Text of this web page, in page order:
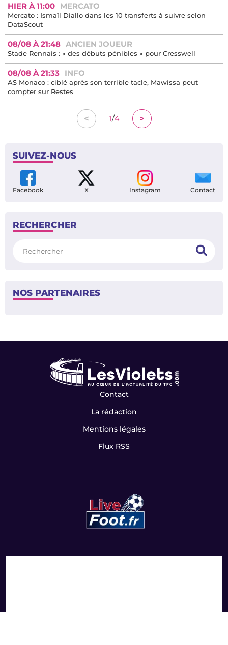
HIER À 11:00 MERCATO
Mercato : Ismaïl Diallo dans les 10 transferts à suivre selon
DataScout
08/08 À 21:48 ANCIEN JOUEUR
Stade Rennais : « des débuts pénibles » pour Cresswell
08/08 À 21:33 INFO
AS Monaco : ciblé après son terrible tacle, Mawissa peut
compter sur Restes
< 1/4 >
SUIVEZ-NOUS
Facebook X Instagram Contact
RECHERCHER
NOS PARTENAIRES
Contact
La rédaction
Mentions légales
Flux RSS